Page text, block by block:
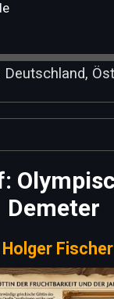
Demeter
Holger Fischer